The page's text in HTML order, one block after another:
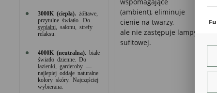
3000K (ciepła).żółtawe,
przytulne światło. Do
sypialni , salonu, strefy
relaksu.
4000K (neutralna).białe
światło dzienne. Do
łazienki , garderoby —
najlepiej oddaje naturalne
kolory skóry. Najczęściej
wybierana.
wspomagające
(ambient), eliminuje
cienie na twarzy,
ale nie zastępuje lampy
sufitowej.